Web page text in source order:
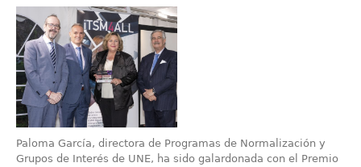
Paloma García, directora de Programas de Normalización y
Grupos de Interés de UNE, ha sido galardonada con el Premio